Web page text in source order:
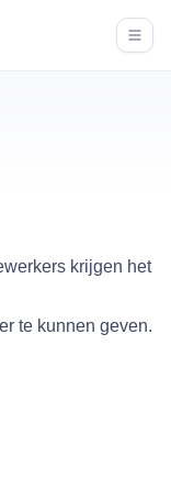
krijgen het
te kunnen geven.